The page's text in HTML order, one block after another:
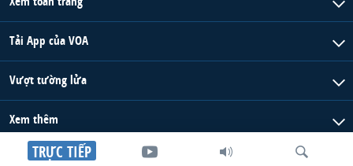
TRỰC TIẾP
Tải App của VOA
Vượt tường lửa
Xem thêm